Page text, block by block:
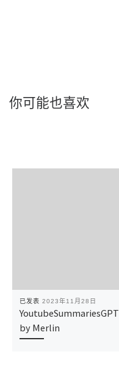
你可能也喜欢
已发表 2023年11月28日
YoutubeSummariesGPT
by Merlin